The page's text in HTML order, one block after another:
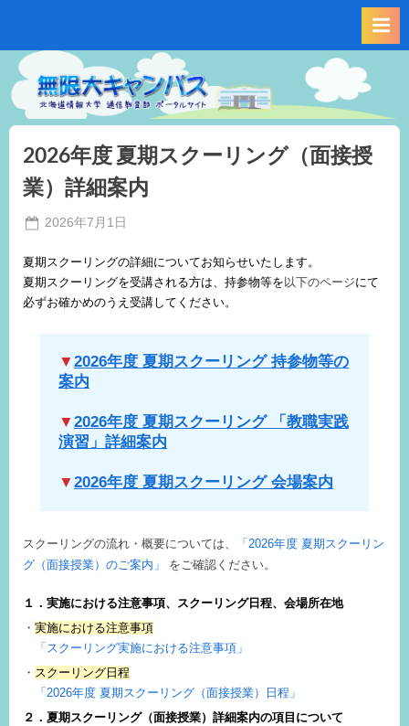
content
2026年度 夏期スクーリング（面接授
業）詳細案内
Posted
2026年7月1日
務
局
M.I
夏期スクーリングの詳細についてお知らせいたします。
夏期スクーリングを受講される方は、持参物等を以下のページにて
必ずお確かめのうえ受講してください。
▼2026年度 夏期スクーリング 持参物等の
案内
▼2026年度 夏期スクーリング 「教職実践
演習」詳細案内
▼2026年度 夏期スクーリング 会場案内
スクーリングの流れ・概要については、
「2026年度 夏期スクーリン
グ（面接授業）のご案内」
をご確認ください。
１．実施における注意事項、スクーリング日程、会場所在地
実施における注意事項
「スクーリング実施における注意事項」
スクーリング日程
「2026年度 夏期スクーリング（面接授業）日程」
２．夏期スクーリング（面接授業）詳細案内の項目について